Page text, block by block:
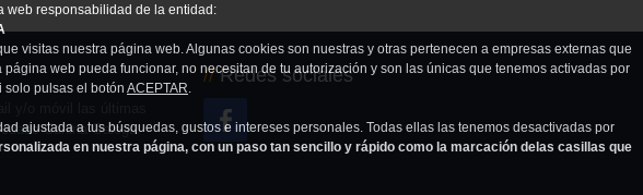
Canina Galega.
// Redes sociales
web responsabilidad de la entidad:
visitas nuestra página web. Algunas cookies son nuestras y otras pertenecen a empresas externas que
web pueda funcionar, no necesitan de tu autorización y son las únicas que tenemos activadas por
solo pulsas el botón ACEPTAR.
ajustada a tus búsquedas, gustos e intereses personales. Todas ellas las tenemos desactivadas por
en nuestra página, con un paso tan sencillo y rápido como la marcación delas casillas que